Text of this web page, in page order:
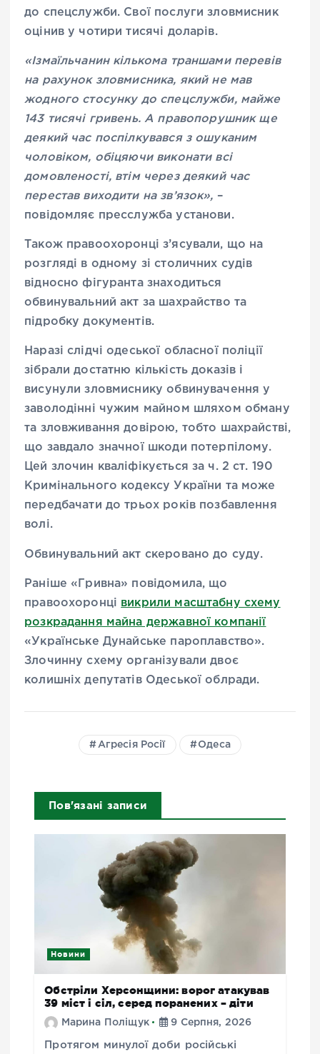
до спецслужби. Свої послуги зловмисник
оцінив у чотири тисячі доларів.
«Ізмаїльчанин кількома траншами перевів
на рахунок зловмисника, який не мав
жодного стосунку до спецслужби, майже
143 тисячі гривень. А правопорушник ще
деякий час поспілкувався з ошуканим
чоловіком, обіцяючи виконати всі
домовленості, втім через деякий час
перестав виходити на зв’язок», –
повідомляє пресслужба установи.
Також правоохоронці з’ясували, що на
розгляді в одному зі столичних судів
відносно фігуранта знаходиться
обвинувальний акт за шахрайство та
підробку документів.
Наразі слідчі одеської обласної поліції
зібрали достатню кількість доказів і
висунули зловмиснику обвинувачення у
заволодінні чужим майном шляхом обману
та зловживання довірою, тобто шахрайстві,
що завдало значної шкоди потерпілому.
Цей злочин кваліфікується за ч. 2 ст. 190
Кримінального кодексу України та може
передбачати до трьох років позбавлення
волі.
Обвинувальний акт скеровано до суду.
Раніше «Гривна» повідомила, що
правоохоронці викрили масштабну схему
розкрадання майна державної компанії
«Українське Дунайське пароплавство».
Злочинну схему організували двоє
колишніх депутатів Одеської облради.
Агресія Росії Одеса
Пов'язані записи
Новини
Обстріли Херсонщини: ворог атакував
39 міст і сіл, серед поранених – діти
Марина Поліщук 9 Серпня, 2026
Протягом минулої доби російські